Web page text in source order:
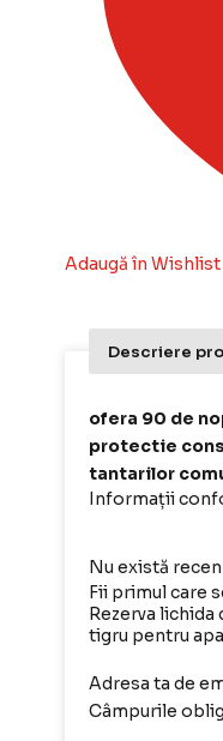
Adaugă în Wishlist
Descriere
ofera 90 de
protectie
tantarilor
Informații
Nu există
Fii primul care
Rezerva
tigru pentru
Adresa ta de
Câmpurile